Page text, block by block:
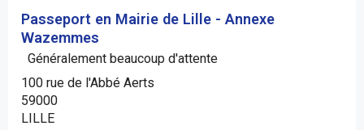
Passeport en Mairie de Lille - Annexe
Wazemmes
Généralement beaucoup d'attente
100 rue de l'Abbé Aerts
59000
LILLE